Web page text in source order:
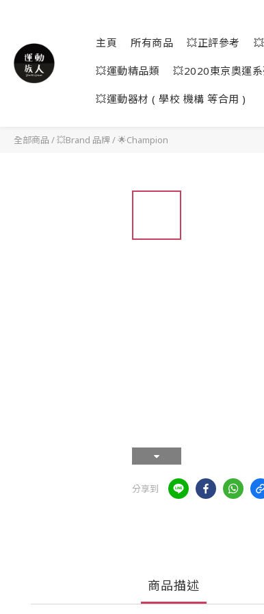
主頁 所有商品 💥正評參考
💥運動精品類 💥2020東京奧運系
💥運動器材 ( 學校 機構 等合用 )
全部商品 /💥Brand 品牌/🌟Champion
分享到
商品描述